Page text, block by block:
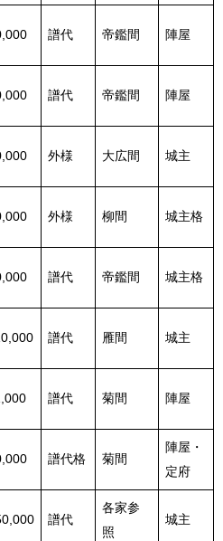
譜代 帝鑑間 陣屋
譜代 帝鑑間 陣屋
外様 大広間 城主
外様 柳間 城主格
譜代 帝鑑間 城主格
譜代 雁間 城主
譜代 菊間 陣屋
譜代格 菊間
陣屋・
定府
譜代
各家参
照
城主